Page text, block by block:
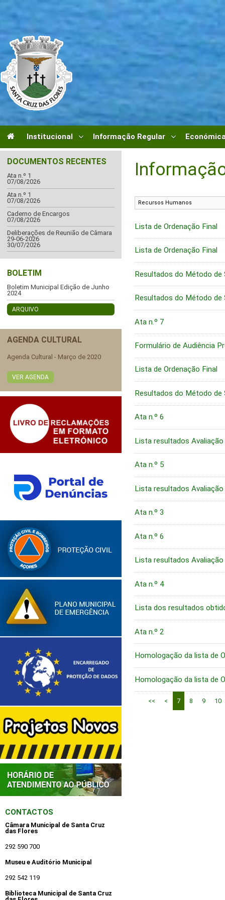
Institucional Informação Regular
DOCUMENTOS RECENTES
Ata n.º 1
07/08/2026
Ata n.º 1
07/08/2026
Caderno de Encargos
07/08/2026
Deliberações de Reunião de Câmara
29-06-2026
30/07/2026
BOLETIM
Boletim Municipal Edição de Junho
2024
ARQUIVO
AGENDA CULTURAL
Agenda Cultural - Março de 2020
VER AGENDA
CONTACTOS
Câmara Municipal de Santa Cruz
das Flores
292 590 700
Museu e Auditório Municipal
292 542 119
Biblioteca Municipal de Santa Cruz
Lista de Ordenação Final
Lista de Ordenação Final
Resultados do Método de
Resultados do Método de
Ata n.º 7
Formulário de Audiência
Lista de Ordenação Final
Resultados do Método de
Ata n.º 6
Lista resultados
Ata n.º 5
Lista resultados
Ata n.º 3
Ata n.º 6
Lista resultados
Ata n.º 4
Lista dos resultados
Ata n.º 2
Homologação da lista de
Homologação da lista de
<< < 7 8 9 10